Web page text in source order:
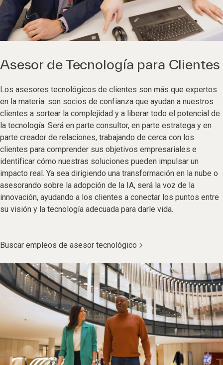
Asesor de Tecnología para Clientes
Los asesores tecnológicos de clientes son más que expertos
en la materia: son socios de confianza que ayudan a nuestros
clientes a sortear la complejidad y a liberar todo el potencial de
la tecnología. Será en parte consultor, en parte estratega y en
parte creador de relaciones, trabajando de cerca con los
clientes para comprender sus objetivos empresariales e
identificar cómo nuestras soluciones pueden impulsar un
impacto real. Ya sea dirigiendo una transformación en la nube o
asesorando sobre la adopción de la IA, será la voz de la
innovación, ayudando a los clientes a conectar los puntos entre
su visión y la tecnología adecuada para darle vida.
Buscar empleos de asesor tecnológico